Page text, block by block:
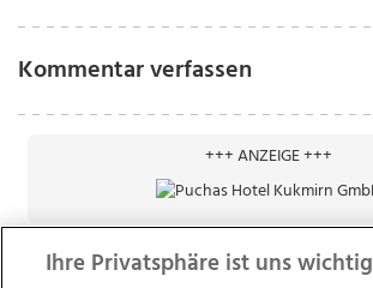
Kommentar verfassen
+++ ANZEIGE +++
Ihre Privatsphäre ist uns wichtig